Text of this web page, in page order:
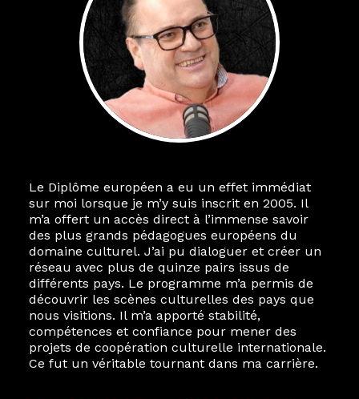
Le Diplôme européen a eu un effet immédiat
sur moi lorsque je m’y suis inscrit en 2005. Il
m’a offert un accès direct à l’immense savoir
des plus grands pédagogues européens du
domaine culturel. J’ai pu dialoguer et créer un
réseau avec plus de quinze pairs issus de
différents pays. Le programme m’a permis de
découvrir les scènes culturelles des pays que
nous visitions. Il m’a apporté stabilité,
compétences et confiance pour mener des
projets de coopération culturelle internationale.
Ce fut un véritable tournant dans ma carrière.